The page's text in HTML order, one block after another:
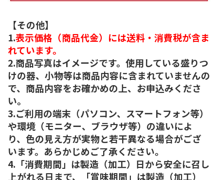
【その他】
1.表示価格（商品代金）には送料・消費税が含ま
れています。
2.商品写真はイメージです。使用している盛りつ
けの器、小物等は商品内容に含まれていませんの
で、商品内容をお確かめの上、お申込みくださ
い。
3.ご利用の端末（パソコン、スマートフォン等）
や環境（モニター、ブラウザ等）の違いによ
り、色の見え方が実物と若干異なる場合がござ
います。あらかじめご了承ください。
4.「消費期間」は製造（加工）日から安全に召し
上がれる日まで、「賞味期間」は製造（加工）